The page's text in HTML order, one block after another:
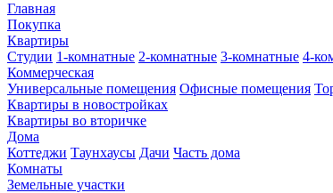
Главная
Покупка
Квартиры
Студии 1-комнатные 2-комнатные 3-комнатные 4-
Коммерческая
Универсальные помещения Офисные помещения
Квартиры в новостройках
Квартиры во вторичке
Дома
Коттеджи Таунхаусы Дачи Часть дома
Комнаты
Земельные участки